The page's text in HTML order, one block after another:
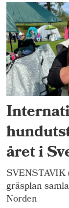
året i
SVENSTAVIK
gräsplan
Norden